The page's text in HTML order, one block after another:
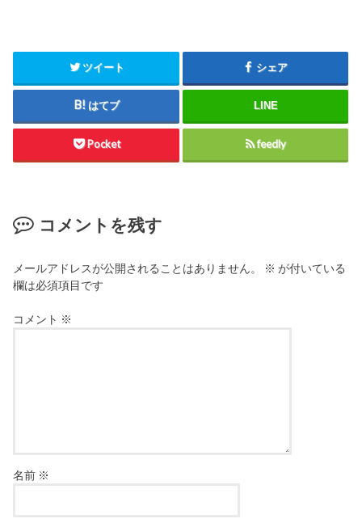
ツイート シェア
はてブ LINE
Pocket feedly
コメントを残す
メールアドレスが公開されることはありません。 ※ が付いている
欄は必須項目です
コメント ※
名前 ※